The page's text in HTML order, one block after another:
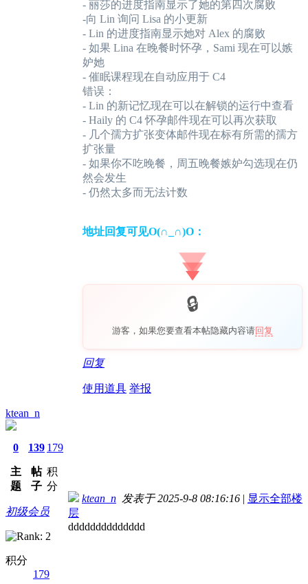
- 丽莎的进度指南显示了她的第四次腐败
-向 Lin 询问 Lisa 的小更新
- Lin 的进度指南显示她对 Alex 的腐败
- 如果 Lina 在晚餐时怀孕，Sami 现在可以嫉
妒她
- 催眠课程现在自动应用于 C4
错误：
- Lin 的新记忆现在可以在解锁的运行中查看
- Haily 的 C4 怀孕邮件现在可以再次获取
- 几个孺方扩张变体邮件现在标有所需的孺方
扩张量
- 如果你不吃晚餐，周五晚餐嫉妒勾选现在仍
然会发生
- 仍然太多而无法计数
地址回复可见O(∩_∩)O：
游客，如果您要查看本帖隐藏内容请回复
回复
使用道具 举报
ktean_n
0
主
题
139
帖
子
179
积
分
初级会员
积分
179
ktean_n 发表于 2025-9-8 08:16:16 | 显示全部楼
层
dddddddddddddd